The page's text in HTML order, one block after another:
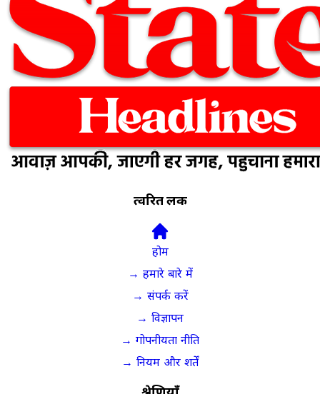
त्वरित लिंक
होम
→ हमारे बारे में
→ संपर्क करें
→ विज्ञापन
→ गोपनीयता नीति
→ नियम और शर्तें